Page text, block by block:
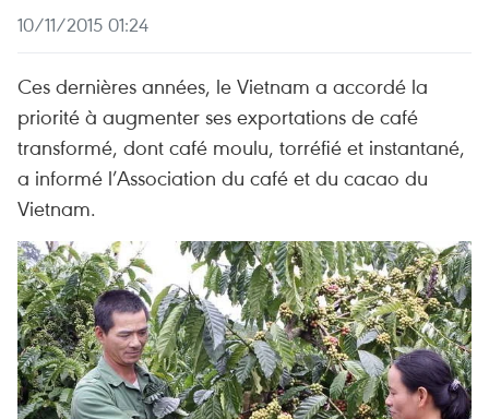
10/11/2015 01:24
Ces dernières années, le Vietnam a accordé la
priorité à augmenter ses exportations de café
transformé, dont café moulu, torréfié et instantané,
a informé l’Association du café et du cacao du
Vietnam.